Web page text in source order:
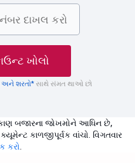
ખોલો
અને શરતો*સાથે સંમત થાઓ છો
બજારના જોખમોને આધિન છે,
કાળજીપૂર્વક વાંચો. વિગતવાર
કરો.